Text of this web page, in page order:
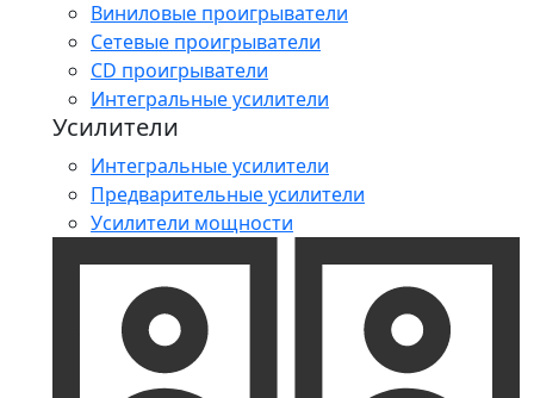
Виниловые проигрыватели
Сетевые проигрыватели
CD проигрыватели
Интегральные усилители
Усилители
Интегральные усилители
Предварительные усилители
Усилители мощности